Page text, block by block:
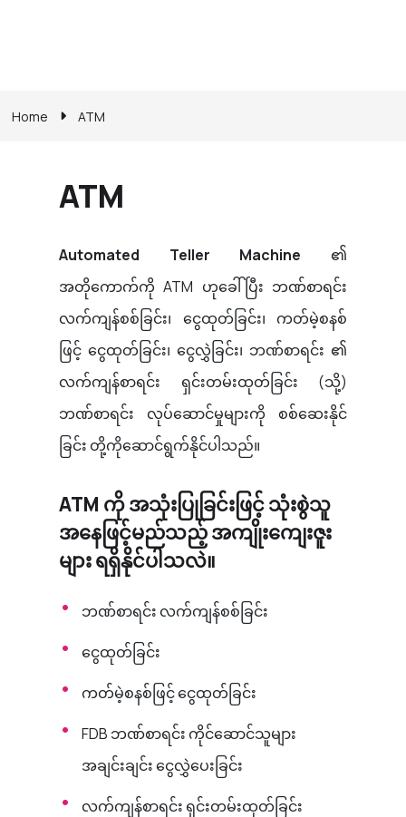
Home ATM
ATM
Automated Teller Machine ၏
အတိုကောက်ကို ATM ဟုခေါ်ပြီး ဘဏ်စာရင်း
လက်ကျန်စစ်ခြင်း၊ ငွေထုတ်ခြင်း၊ ကတ်မဲ့စနစ်
ဖြင့် ငွေထုတ်ခြင်း၊ ငွေလွှဲခြင်း၊ ဘဏ်စာရင်း ၏
လက်ကျန်စာရင်း ရှင်းတမ်းထုတ်ခြင်း (သို့)
ဘဏ်စာရင်း လုပ်ဆောင်မှုများကို စစ်ဆေးနိုင်
ခြင်း တို့ကိုဆောင်ရွက်နိုင်ပါသည်။
ATM ကို အသုံးပြုခြင်းဖြင့် သုံးစွဲသူ
အနေဖြင့်မည်သည့် အကျိုးကျေးဇူး
များ ရရှိနိုင်ပါသလဲ။
ဘဏ်စာရင်း လက်ကျန်စစ်ခြင်း
ငွေထုတ်ခြင်း
ကတ်မဲ့စနစ်ဖြင့် ငွေထုတ်ခြင်း
FDB ဘဏ်စာရင်း ကိုင်ဆောင်သူများ
အချင်းချင်းငွေလွှဲပေးခြင်း
လက်ကျန်စာရင်း ရှင်းတမ်းထုတ်ခြင်း